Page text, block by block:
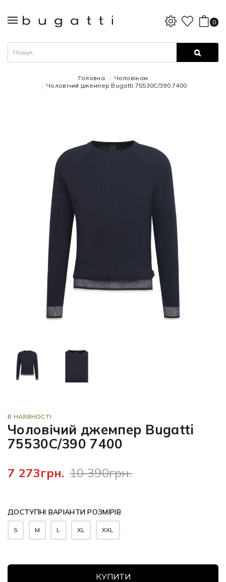
0
Головна
Чоловікам
Чоловічий джемпер Bugatti 75530C/390 7400
В НАЯВНОСТІ
Чоловічий джемпер Bugatti
75530C/390 7400
7 273грн. 10 390грн.
ДОСТУПНІ ВАРІАНТИ РОЗМІРІВ
S M L XL XXL
КУПИТИ